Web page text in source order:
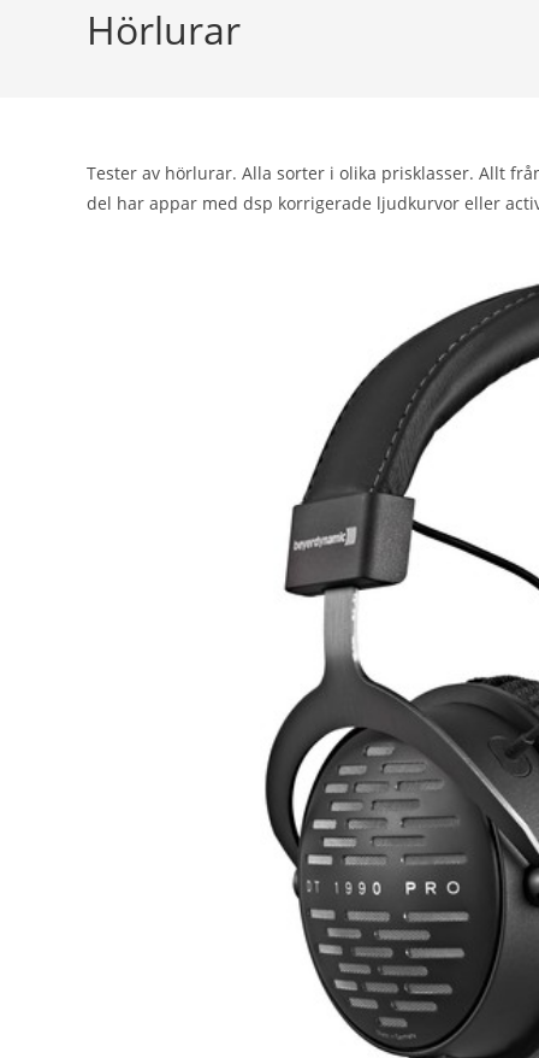
Hörlurar
Tester av hörlurar. Alla sorter i olika prisklasser. Allt
del har appar med dsp korrigerade ljudkurvor eller